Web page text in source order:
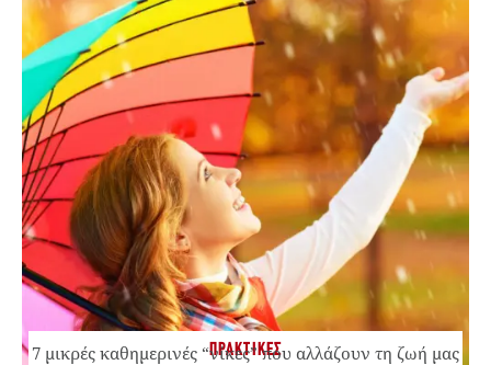
ΠΡΑΚΤΙΚΕΣ
7 μικρές καθημερινές “νίκες” που αλλάζουν τη ζωή μας